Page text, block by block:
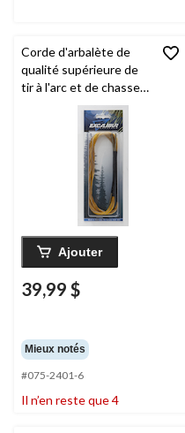
Corde d'arbalète de
qualité supérieure de
tir à l'arc et de chasse
Excel avec
pointes Mag
Ajouter
39,99 $
Mieux notés
#075-2401-6
Il n’en reste que 4